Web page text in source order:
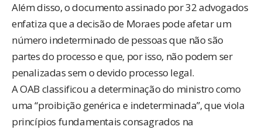
Além disso, o documento assinado por 32 advogados
enfatiza que a decisão de Moraes pode afetar um
número indeterminado de pessoas que não são
partes do processo e que, por isso, não podem ser
penalizadas sem o devido processo legal.
A OAB classificou a determinação do ministro como
uma “proibição genérica e indeterminada”, que viola
princípios fundamentais consagrados na